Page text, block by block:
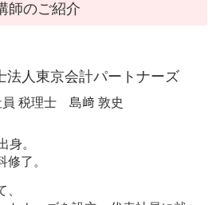
師のご紹介
法人東京会計パートナーズ
員 税理士 島﨑 敦史
身。
了。